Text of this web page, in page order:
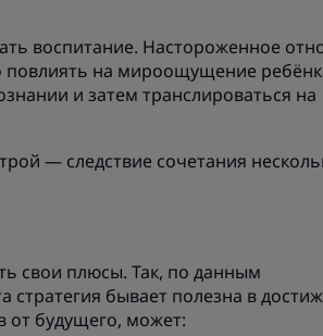
воспитание. Настороженное
на мироощущение
и затем транслироваться на
— следствие сочетания
свои плюсы. Так, по данным
стратегия бывает полезна в
от будущего, может: